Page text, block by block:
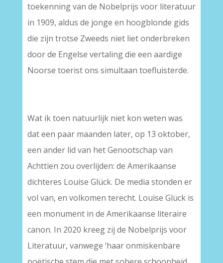
toekenning van de Nobelprijs voor literatuur
in 1909, aldus de jonge en hoogblonde gids
die zijn trotse Zweeds niet liet onderbreken
door de Engelse vertaling die een aardige
Noorse toerist ons simultaan toefluisterde.
Wat ik toen natuurlijk niet kon weten was
dat een paar maanden later, op 13 oktober,
een ander lid van het Genootschap van
Achttien zou overlijden: de Amerikaanse
dichteres Louise Glück. De media stonden er
vol van, en volkomen terecht. Louise Glück is
een monument in de Amerikaanse literaire
canon. In 2020 kreeg zij de Nobelprijs voor
Literatuur, vanwege ‘haar onmiskenbare